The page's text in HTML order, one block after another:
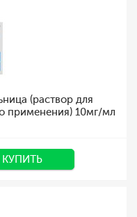
(раствор для
применения) 10мг/мл
КУПИТЬ